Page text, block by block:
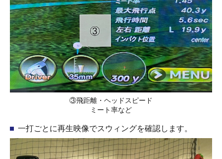
③飛距離・ヘッドスピード
ミート率など
一打ごとに再生映像でスウィングを確認します。